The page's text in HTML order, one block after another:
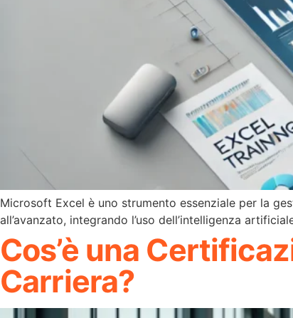
Microsoft Excel è uno strumento essenziale per la
all’avanzato, integrando l’uso dell’intelligenza
Cos’è una
Carriera?